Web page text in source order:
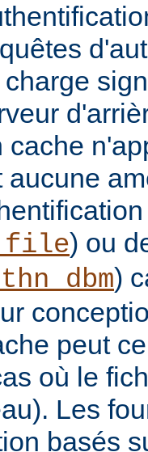
cache
aucune
) ou
)
peut
où le
Les
basés